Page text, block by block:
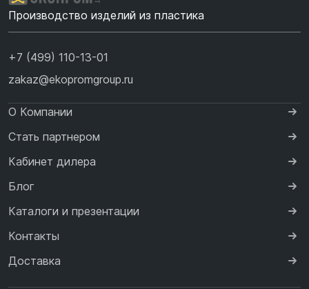
Производство изделий из пластика
+7 (499) 110-13-01
zakaz@ekopromgroup.ru
О Компании
Стать партнером
Кабинет дилера
Блог
Каталоги и презентации
Контакты
Доставка